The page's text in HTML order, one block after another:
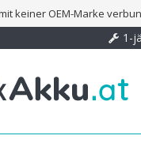
keiner OEM-Marke
1-